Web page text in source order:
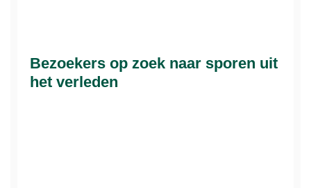
Bezoekers op zoek naar sporen uit
het verleden